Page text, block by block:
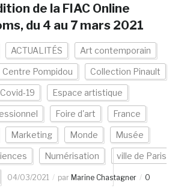
de la FIAC Online
du 4 au 7 mars 2021
ACTUALITÉS Art contemporain
Centre Pompidou Collection Pinault
Covid-19 Espace artistique
Foire d'art France
Marketing Monde Musée
Numérisation ville de Paris
04/03/2021 par Marine Chastagner
0